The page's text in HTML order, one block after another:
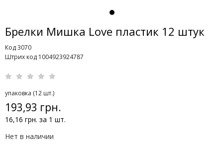
Брелки Мишка Love пластик 12 штук
Код 3070
Штрих код 1004923924787
упаковка (12 шт.)
193,93 грн.
16,16 грн. за 1 шт.
Нет в наличии